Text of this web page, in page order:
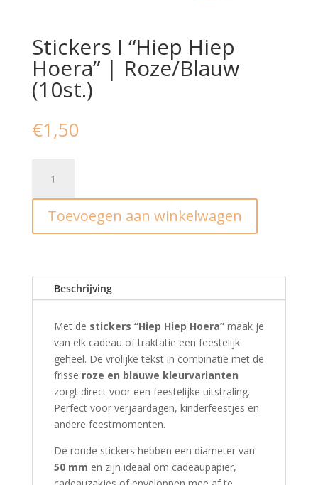
Stickers I “Hiep Hiep
Hoera” | Roze/Blauw
(10st.)
€1,50
“Hiep
Hiep
Hoera”
(10st.)
aantal
Toevoegen aan winkelwagen
Beschrijving
Met de stickers “Hiep Hiep Hoera”maak je
van elk cadeau of traktatie een feestelijk
geheel. De vrolijke tekst in combinatie met de
frisse roze en blauwe kleurvarianten
zorgt direct voor een feestelijke uitstraling.
Perfect voor verjaardagen, kinderfeestjes en
andere feestmomenten.
De ronde stickers hebben een diameter van
50 mm en zijn ideaal om cadeaupapier,